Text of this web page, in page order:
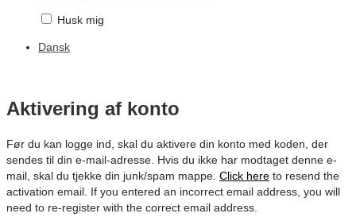
Husk mig
Dansk
Aktivering af konto
Før du kan logge ind, skal du aktivere din konto med koden, der
sendes til din e-mail-adresse. Hvis du ikke har modtaget denne e-
mail, skal du tjekke din junk/spam mappe. Click here to resend the
activation email. If you entered an incorrect email address, you will
need to re-register with the correct email address.